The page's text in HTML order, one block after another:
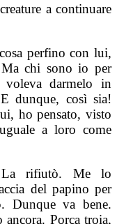
a continuare
perfino con lui,
chi sono io per
darmelo in
dunque, così sia!
ho pensato, visto
a loro come
La rifiutò. Me lo
del papino per
Dunque va bene.
Porca troia,